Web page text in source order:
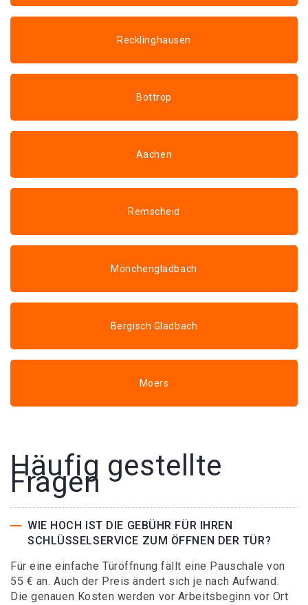
Recklinghausen
Bottrop
Aachen
Remscheid
Mönchengladbach
Bergisch Gladbach
Moers
Häufig gestellte
Fragen
WIE HOCH IST DIE GEBÜHR FÜR IHREN
SCHLÜSSELSERVICE ZUM ÖFFNEN DER TÜR?
Für eine einfache Türöffnung fällt eine Pauschale von
55 € an. Auch der Preis ändert sich je nach Aufwand.
Die genauen Kosten werden vor Arbeitsbeginn vor Ort